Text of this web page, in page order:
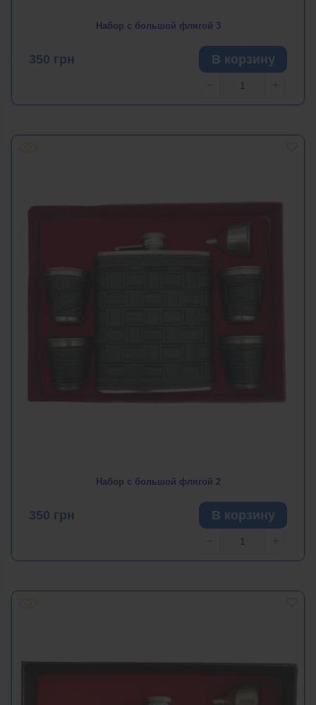
Набор с большой флягой 3
350 грн В корзину
Набор с большой флягой 2
350 грн В корзину